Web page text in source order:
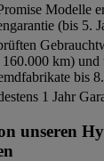
Modelle
(bis 5.
km) und
bis
1 Jahr
unseren